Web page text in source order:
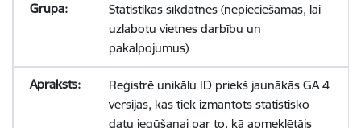
Statistikas sīkdatnes (nepieciešamas, lai
uzlabotu vietnes darbību un
pakalpojumus)
Reģistrē unikālu ID priekš jaunākās GA 4
versijas, kas tiek izmantots statistisko
datu iegūšanai par to, kā apmeklētājs